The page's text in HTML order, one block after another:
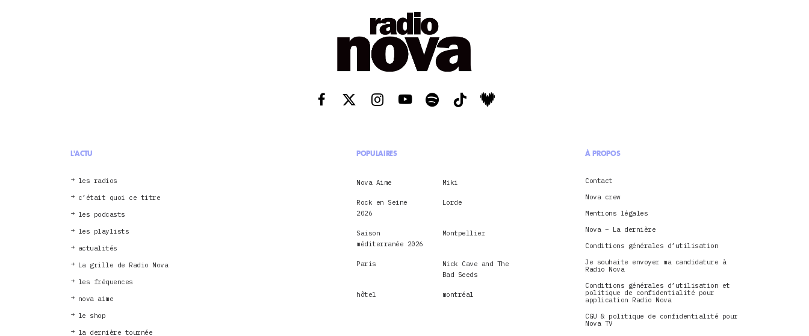
L'ACTU
les radios
c’était quoi ce titre
les podcasts
les playlists
actualités
La grille de Radio Nova
les fréquences
nova aime
le shop
la dernière tournée
POPULAIRES
Nova Aime Miki
Rock en Seine
2026
Lorde
Saison
méditerranée 2026
Montpellier
Paris
Nick Cave and The
Bad Seeds
hôtel montréal
À PROPOS
Contact
Nova crew
Mentions légales
Nova – La dernière
Conditions générales d’utilisation
Je souhaite envoyer ma candidature à
Radio Nova
Conditions générales d’utilisation et
politique de confidentialité pour
application Radio Nova
CGU & politique de confidentialité pour
Nova TV